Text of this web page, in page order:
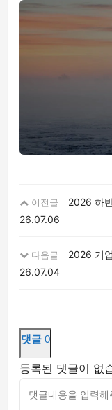
이전글
2026 하
26.07.06
다음글
2026 기
26.07.04
댓글 0
등록된 댓글이 없